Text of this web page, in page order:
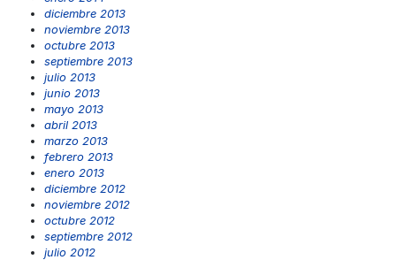
diciembre 2013
noviembre 2013
octubre 2013
septiembre 2013
julio 2013
junio 2013
mayo 2013
abril 2013
marzo 2013
febrero 2013
enero 2013
diciembre 2012
noviembre 2012
octubre 2012
septiembre 2012
julio 2012